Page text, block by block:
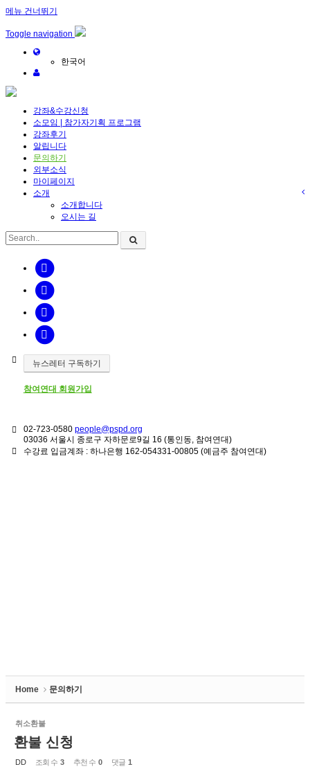
메뉴 건너뛰기
Toggle navigation
한국어
강좌&수강신청
소모임 | 참가자기획 프로그램
강좌후기
알립니다
문의하기
외부소식
마이페이지
소개
소개합니다
오시는 길
뉴스레터 구독하기
참여연대 회원가입
02-723-0580 people@pspd.org
03036 서울시 종로구 자하문로9길 16 (통인동, 참여연대)
수강료 입금계좌 : 하나은행 162-054331-00805 (예금주 참여연대)
Home 문의하기
취소환불
환불 신청
DD 조회 수 3 추천 수 0 댓글 1